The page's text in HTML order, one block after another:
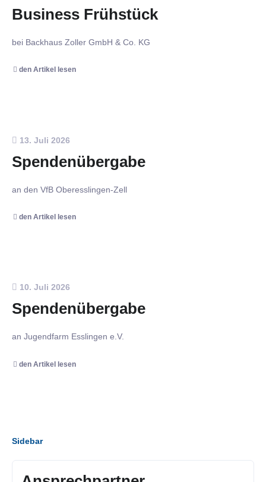
Business Frühstück
bei Backhaus Zoller GmbH & Co. KG
den Artikel lesen
13. Juli 2026
Spendenübergabe
an den VfB Oberesslingen-Zell
den Artikel lesen
10. Juli 2026
Spendenübergabe
an Jugendfarm Esslingen e.V.
den Artikel lesen
Sidebar